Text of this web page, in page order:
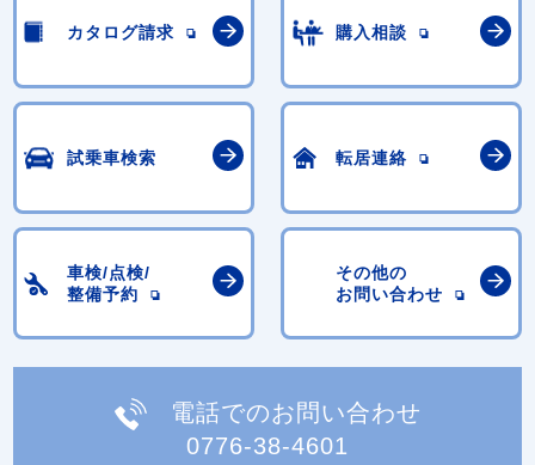
カタログ請求 購入相談
試乗車検索 転居連絡
車検/点検/
整備予約
その他の
お問い合わせ
電話でのお問い合わせ
0776-38-4601